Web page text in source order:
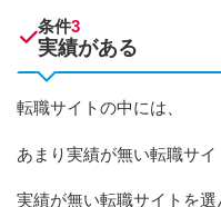
条件3
実績がある
転職サイトの中には、
あまり実績が無い転職サイ
実績が無い転職サイトを選